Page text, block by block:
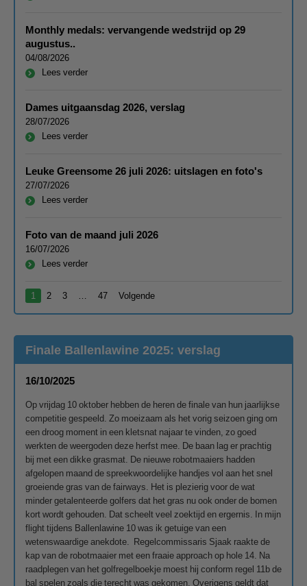
Monthly medals: vervangende wedstrijd op 29
augustus..
04/08/2026
Lees verder
Dames uitgaansdag 2026, verslag
28/07/2026
Lees verder
Leuke Greensome 26 juli 2026: uitslagen en foto's
27/07/2026
Lees verder
Foto van de maand juli 2026
16/07/2026
Lees verder
1 2 3 47 Volgende
Finale Ballenlawine 2025: verslag
16/10/2025
Op vrijdag 10 oktober hebben de heren de finale van hun jaarlijkse
competitie gespeeld. Zo moeizaam als het vorig seizoen ging om
een droog moment in een kletsnat najaar te vinden, zo goed
werkten de weergoden deze herfst mee. De baan lag er prachtig
bij met een dikke grasmat. De nieuwe robotmaaiers hadden
afgelopen maand de spreekwoordelijke handjes vol aan het snel
groeiende gras van de fairways. Het is plezierig voor de wat
minder getalenteerde golfers dat het gras nu ook onder de bomen
kort wordt gehouden. Dat scheelt veel zoektijd en ergernis. In mijn
flight tijdens Ballenlawine 10 was ik getuige van een
wetenswaardige anekdote. Regelcommissaris Sjaak raakte de
kap van de robotmaaier met een fraaie approach op hole 14. Na
raadplegen van het golfregelboekje moest hij conform regel 11b de
bal spelen zoals die terecht was gekomen. Overigens geldt dat